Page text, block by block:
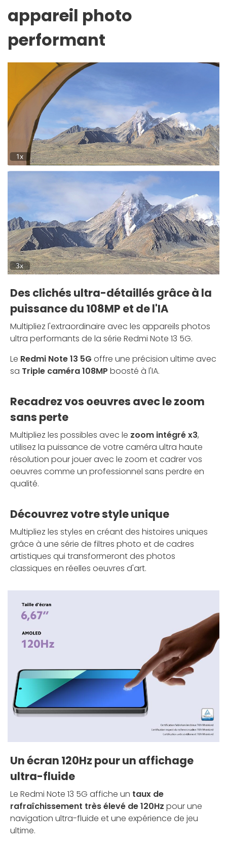
appareil photo
performant
Des clichés ultra-détaillés grâce à la
puissance du 108MP et de l'IA
Multipliez l'extraordinaire avec les appareils photos
ultra performants de la série Redmi Note 13 5G.
Le Redmi Note 13 5G offre une précision ultime avec
sa Triple caméra 108MP boosté à l'IA.
Recadrez vos oeuvres avec le zoom
sans perte
Multipliez les possibles avec le zoom intégré x3,
utilisez la puissance de votre caméra ultra haute
résolution pour jouer avec le zoom et cadrer vos
oeuvres comme un professionnel sans perdre en
qualité.
Découvrez votre style unique
Multipliez les styles en créant des histoires uniques
grâce à une série de filtres photo et de cadres
artistiques qui transformeront des photos
classiques en réelles oeuvres d'art.
Un écran 120Hz pour un affichage
ultra-fluide
Le Redmi Note 13 5G affiche un taux de
rafraîchissement très élevé de 120Hz pour une
navigation ultra-fluide et une expérience de jeu
ultime.